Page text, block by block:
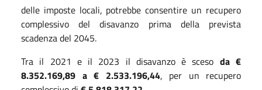
delle imposte locali, potrebbe consentire un recupero
complessivo del disavanzo prima della prevista
scadenza del 2045.
Tra il 2021 e il 2023 il disavanzo è sceso da €
8.352.169,89 a € 2.533.196,44, per un recupero